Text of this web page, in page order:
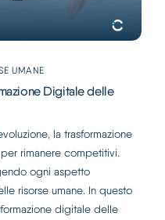
UMANE
Digitale delle
la trasformazione
rimanere competitivi.
ogni aspetto
risorse umane. In questo
digitale delle